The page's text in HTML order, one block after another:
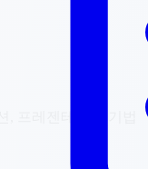
프레젠테이션 기법